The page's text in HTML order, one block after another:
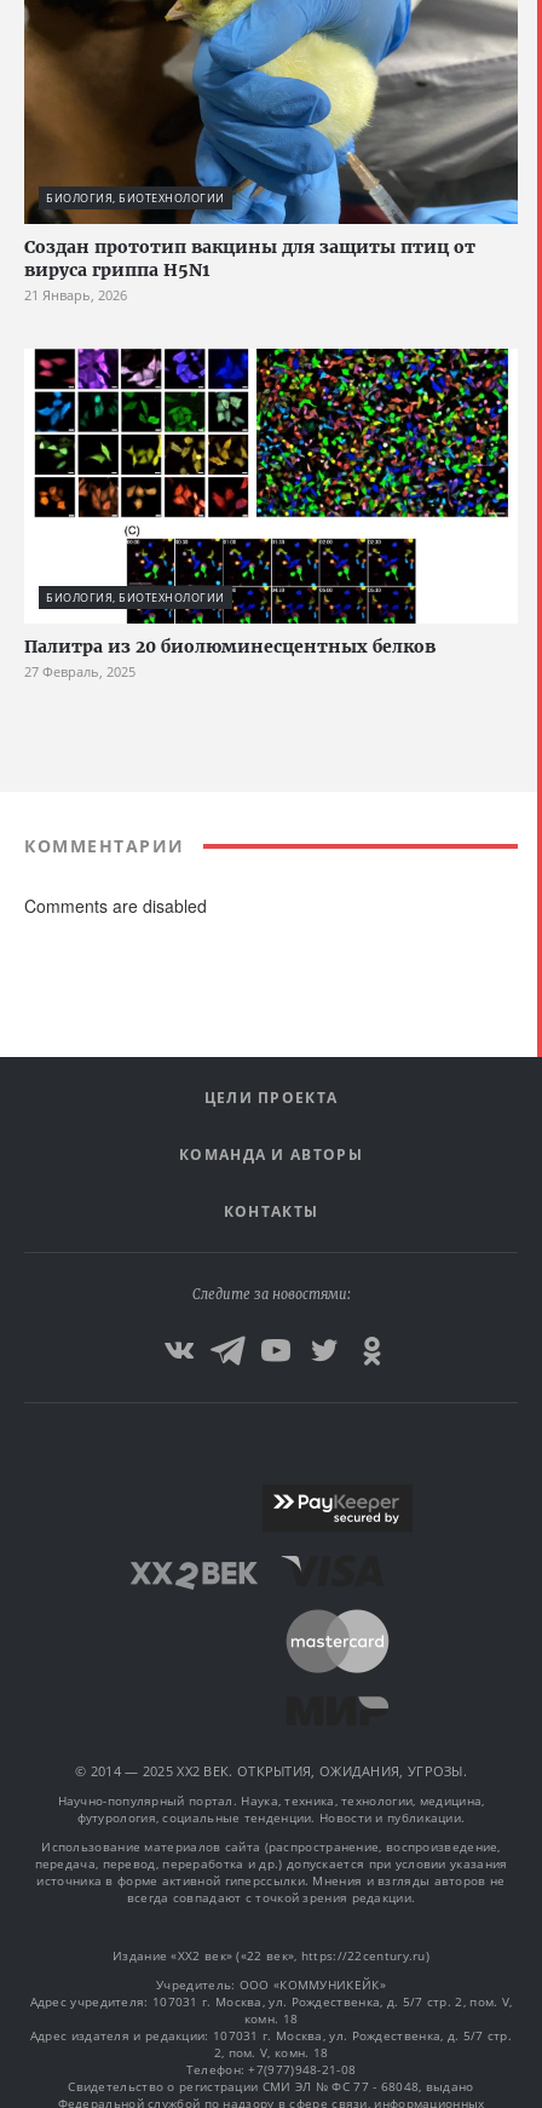
БИОЛОГИЯ, БИОТЕХНОЛОГИИ
Создан прототип вакцины для защиты птиц от
вируса гриппа H5N1
21 Январь, 2026
БИОЛОГИЯ, БИОТЕХНОЛОГИИ
Палитра из 20 биолюминесцентных белков
27 Февраль, 2025
КОММЕНТАРИИ
Comments are disabled
ЦЕЛИ ПРОЕКТА
КОМАНДА И АВТОРЫ
КОНТАКТЫ
Следите за новостями:
© 2014 — 2025 XX2 ВЕК. ОТКРЫТИЯ, ОЖИДАНИЯ, УГРОЗЫ.
Научно-популярный портал. Наука, техника, технологии, медицина,
футурология, социальные тенденции. Новости и публикации.
Использование материалов сайта (распространение, воспроизведение,
передача, перевод, переработка и др.) допускается при условии указания
источника в форме активной гиперссылки. Мнения и взгляды авторов не
всегда совпадают с точкой зрения редакции.
Издание «XX2 век» («22 век», https://22century.ru)
Учредитель: OOO «КОММУНИКЕЙК»
Адрес учредителя: 107031 г. Москва, ул. Рождественка, д. 5/7 стр. 2, пом. V,
комн. 18
Адрес издателя и редакции: 107031 г. Москва, ул. Рождественка, д. 5/7 стр.
2, пом. V, комн. 18
Телефон: +7(977)948-21-08
Свидетельство о регистрации СМИ ЭЛ № ФС 77 - 68048, выдано
Федеральной службой по надзору в сфере связи, информационных